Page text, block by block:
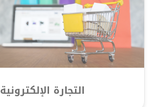
التجارة الإلكترونية